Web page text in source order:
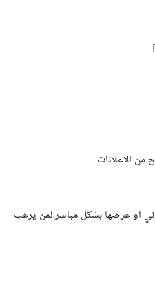
من الاعلانات
او عرضها بشكل مباشر لمن يرغب